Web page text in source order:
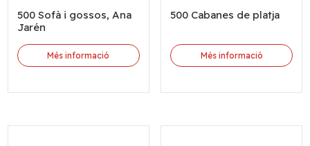
500 Sofà i gossos, Ana
Jarén
Més informació
500 Cabanes de platja
Més informació